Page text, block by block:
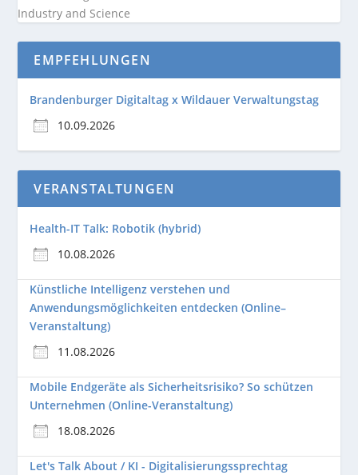
Industry and Science
EMPFEHLUNGEN
Brandenburger Digitaltag x Wildauer Verwaltungstag
10.09.2026
VERANSTALTUNGEN
Health-IT Talk: Robotik (hybrid)
10.08.2026
Künstliche Intelligenz verstehen und
Anwendungsmöglichkeiten entdecken (Online–
Veranstaltung)
11.08.2026
Mobile Endgeräte als Sicherheitsrisiko? So schützen
Unternehmen (Online-Veranstaltung)
18.08.2026
Let's Talk About / KI - Digitalisierungssprechtag